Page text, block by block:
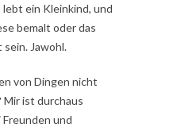
ein Kleinkind, und
bemalt oder das
Jawohl.
von Dingen nicht
Mir ist durchaus
und